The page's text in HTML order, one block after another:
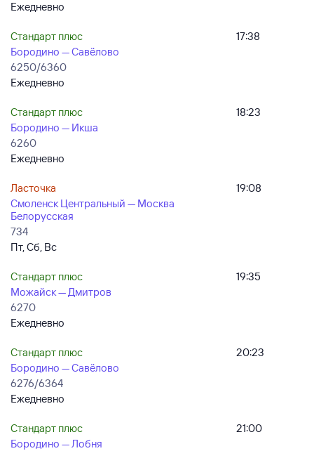
Ежедневно
Стандарт плюс
Бородино — Савёлово
6250/6360
Ежедневно
17:38
Стандарт плюс
Бородино — Икша
6260
Ежедневно
18:23
Ласточка
Смоленск Центральный — Москва
Белорусская
734
Пт, Сб, Вс
19:08
Стандарт плюс
Можайск — Дмитров
6270
Ежедневно
19:35
Стандарт плюс
Бородино — Савёлово
6276/6364
Ежедневно
20:23
Стандарт плюс
Бородино — Лобня
21:00